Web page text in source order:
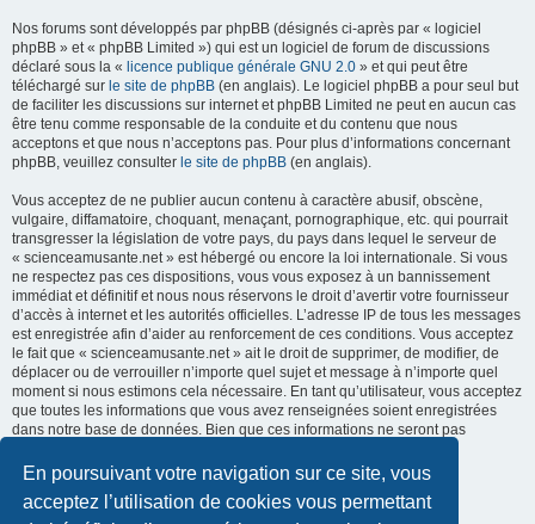
En poursuivant votre navigation sur ce site, vous
acceptez l’utilisation de cookies vous permettant
Nos forums sont développés par phpBB (désignés ci-après par « logiciel
phpBB » et « phpBB Limited ») qui est un logiciel de forum de discussions
déclaré sous la « licence publique générale GNU 2.0 » et qui peut être
téléchargé sur le site de phpBB (en anglais). Le logiciel phpBB a pour seul but
de faciliter les discussions sur internet et phpBB Limited ne peut en aucun cas
être tenu comme responsable de la conduite et du contenu que nous
acceptons et que nous n’acceptons pas. Pour plus d’informations concernant
phpBB, veuillez consulter le site de phpBB (en anglais).
Vous acceptez de ne publier aucun contenu à caractère abusif, obscène,
vulgaire, diffamatoire, choquant, menaçant, pornographique, etc. qui pourrait
transgresser la législation de votre pays, du pays dans lequel le serveur de
« scienceamusante.net » est hébergé ou encore la loi internationale. Si vous
ne respectez pas ces dispositions, vous vous exposez à un bannissement
immédiat et définitif et nous nous réservons le droit d’avertir votre fournisseur
d’accès à internet et les autorités officielles. L’adresse IP de tous les messages
est enregistrée afin d’aider au renforcement de ces conditions. Vous acceptez
le fait que « scienceamusante.net » ait le droit de supprimer, de modifier, de
déplacer ou de verrouiller n’importe quel sujet et message à n’importe quel
moment si nous estimons cela nécessaire. En tant qu’utilisateur, vous acceptez
que toutes les informations que vous avez renseignées soient enregistrées
dans notre base de données. Bien que ces informations ne seront pas
« scienceamusante.net », ni phpBB, ne pourront être tenus comme
responsables en cas de tentative de piratage informatique visant à
compromettre vos données.